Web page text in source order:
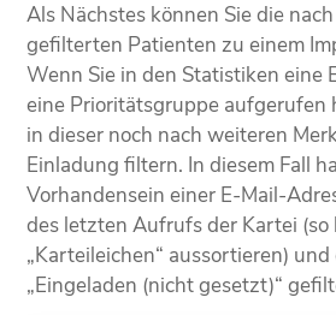
Als Nächstes können Sie die
gefilterten Patienten zu einem
Wenn Sie in den Statistiken eine
eine Prioritätsgruppe aufgerufen
in dieser noch nach weiteren
Einladung filtern. In diesem Fall
Vorhandensein einer E-Mail-
des letzten Aufrufs der Kartei (so
„Karteileichen“ aussortieren)
„Eingeladen (nicht gesetzt)“